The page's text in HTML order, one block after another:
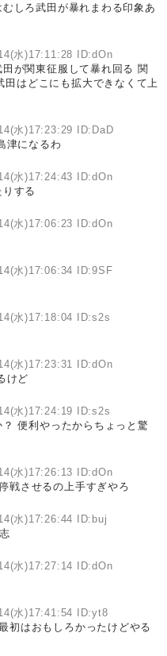
しろ武田が暴れまわる印象あ
水)17:11:28 ID:dOn
が関東征服して暴れ回る 関
はどこにも拡大できなくて上
水)17:23:29 ID:DaD
津になるわ
水)17:24:43 ID:dOn
する
水)17:06:23 ID:dOn
水)17:06:34 ID:9SF
水)17:18:04 ID:s2s
水)17:23:31 ID:dOn
けど
水)17:24:19 ID:s2s
便利やったからちょっと驚
水)17:26:13 ID:dOn
戦させるの上手すぎやろ
水)17:26:44 ID:buj
水)17:27:14 ID:dOn
水)17:41:54 ID:yt8
初はおもしろかったけどやる